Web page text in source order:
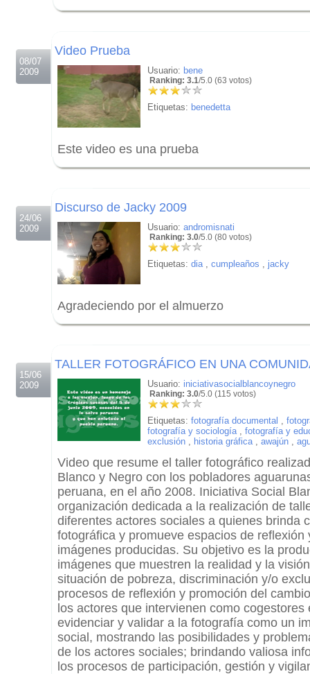
08/07
2009
Video Prueba
Usuario: bene
Ranking: 3.1/5.0 (63 votos)
Etiquetas: benedetta
Este video es una prueba
24/06
2009
Discurso de Jacky 2009
Usuario: andromisnati
Ranking: 3.0/5.0 (80 votos)
Etiquetas: dia, cumpleaños , jacky
Agradeciendo por el almuerzo
15/06
2009
TALLER FOTOGRÁFICO EN UNA
Usuario: iniciativasocialblancoynegro
Ranking: 3.0/5.0 (115 votos)
Etiquetas: fotografía documental ,
fotografía y sociología, fotografía y
exclusión , historia gráfica, awajún ,
Video que resume el taller fotográfico
Blanco y Negro con los pobladores
peruana, en el año 2008. Iniciativa Social
organización dedicada a la realización de
diferentes actores sociales a quienes brinda
fotográfica y promueve espacios de reflexión
imágenes producidas. Su objetivo es la
imágenes que muestren la realidad y la
situación de pobreza, discriminación y/o
procesos de reflexión y promoción del
los actores que intervienen como
evidenciar y validar a la fotografía como un
social, mostrando las posibilidades y
de los actores sociales; brindando valiosa
los procesos de participación, gestión y